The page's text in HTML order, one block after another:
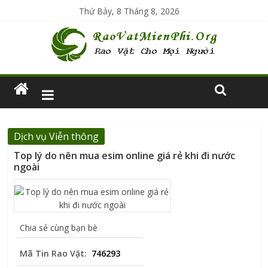
Thứ Bảy, 8 Tháng 8, 2026
Dịch vụ Viễn thông
Top lý do nên mua esim online giá rẻ khi đi nước
ngoài
Chia sẻ cùng bạn bè
Mã Tin Rao Vặt: 746293